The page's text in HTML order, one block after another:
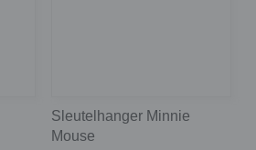
Sleutelhanger Minnie
Mouse